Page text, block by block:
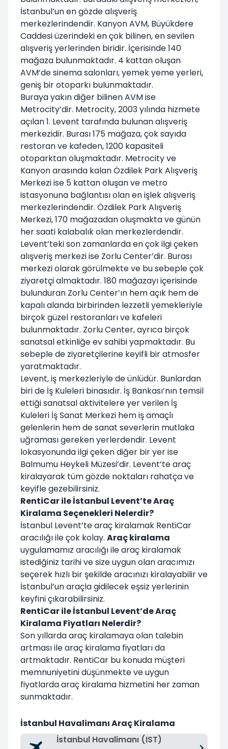
İstanbul’un en gözde alışveriş
merkezlerindendir. Kanyon AVM, Büyükdere
Caddesi üzerindeki en çok bilinen, en sevilen
alışveriş yerlerinden biridir. İçerisinde 140
mağaza bulunmaktadır. 4 kattan oluşan
AVM’de sinema salonları, yemek yeme yerleri,
geniş bir otoparkı bulunmaktadır.
Buraya yakın diğer bilinen AVM ise
Metrocity’dir. Metrocity, 2003 yılında hizmete
açılan 1. Levent tarafında bulunan alışveriş
merkezidir. Burası 175 mağaza, çok sayıda
restoran ve kafeden, 1200 kapasiteli
otoparktan oluşmaktadır. Metrocity ve
Kanyon arasında kalan Özdilek Park Alışveriş
Merkezi ise 5 kattan oluşan ve metro
istasyonuna bağlantısı olan en işlek alışveriş
merkezlerindendir. Özdilek Park Alışveriş
Merkezi, 170 mağazadan oluşmakta ve günün
her saati kalabalık olan merkezlerdendir.
Levent’teki son zamanlarda en çok ilgi çeken
alışveriş merkezi ise Zorlu Center’dir. Burası
merkezi olarak görülmekte ve bu sebeple çok
ziyaretçi almaktadır. 180 mağazayı içerisinde
bulunduran Zorlu Center’ın hem açık hem de
kapalı alanda birbirinden lezzetli yemekleriyle
birçok güzel restoranları ve kafeleri
bulunmaktadır. Zorlu Center, ayrıca birçok
sanatsal etkinliğe ev sahibi yapmaktadır. Bu
sebeple de ziyaretçilerine keyifli bir atmosfer
yaratmaktadır.
Levent, iş merkezleriyle de ünlüdür. Bunlardan
biri de İş Kuleleri binasıdır. İş Bankası’nın temsil
ettiği sanatsal aktivitelere yer verilen İş
Kuleleri İş Sanat Merkezi hem iş amaçlı
gelenlerin hem de sanat severlerin mutlaka
uğraması gereken yerlerdendir. Levent
lokasyonunda ilgi çeken diğer bir yer ise
Balmumu Heykeli Müzesi’dir. Levent’te araç
kiralayarak tüm gözde noktaları rahatça ve
keyifle gezebilirsiniz.
RentiCar ile İstanbul Levent’te Araç
Kiralama Seçenekleri Nelerdir?
İstanbul Levent’te araç kiralamak RentiCar
aracılığı ile çok kolay. Araç kiralama
uygulamamız aracılığı ile araç kiralamak
istediğiniz tarihi ve size uygun olan aracımızı
seçerek hızlı bir şekilde aracınızı kiralayabilir ve
İstanbul’un araçla gidilecek eşsiz yerlerinin
keyfini çıkarabilirsiniz.
RentiCar ile İstanbul Levent’de Araç
Kiralama Fiyatları Nelerdir?
Son yıllarda araç kiralamaya olan talebin
artması ile araç kiralama fiyatları da
artmaktadır. RentiCar bu konuda müşteri
memnuniyetini düşünmekte ve uygun
fiyatlarda araç kiralama hizmetini her zaman
sunmaktadır.
İstanbul Havalimanı Araç Kiralama
İstanbul Havalimanı (IST)